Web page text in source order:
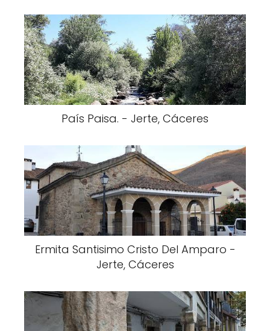
País Paisa. - Jerte, Cáceres
Ermita Santisimo Cristo Del Amparo -
Jerte, Cáceres